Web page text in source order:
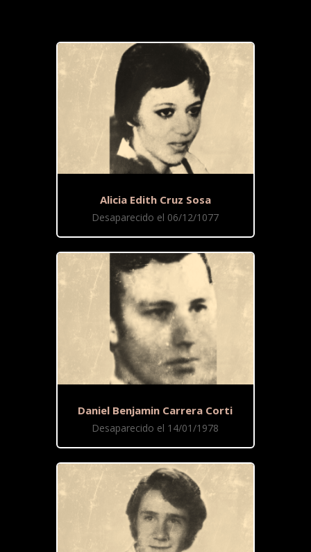
Alicia Edith Cruz Sosa
Desaparecido el 06/12/1077
Daniel Benjamin Carrera Corti
Desaparecido el 14/01/1978